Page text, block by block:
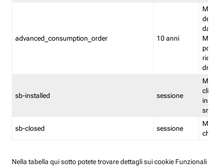
advanced_consumption_order 10 anni
delle
sb-installed sessione
sb-closed sessione
Nella tabella qui sotto potete trovare dettagli sui cookie Funzionali